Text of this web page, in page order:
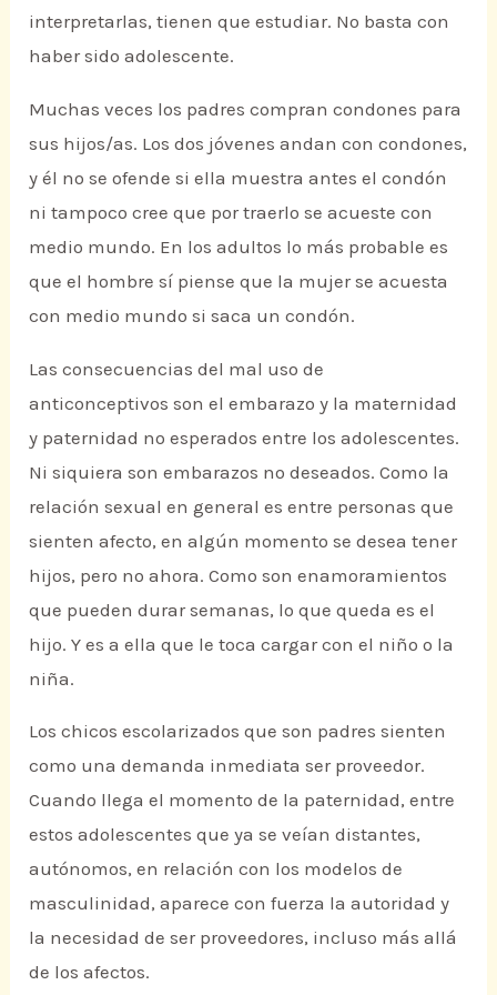
interpretarlas, tienen que estudiar. No basta con
haber sido adolescente.
Muchas veces los padres compran condones para
sus hijos/as. Los dos jóvenes andan con condones,
y él no se ofende si ella muestra antes el condón
ni tampoco cree que por traerlo se acueste con
medio mundo. En los adultos lo más probable es
que el hombre sí piense que la mujer se acuesta
con medio mundo si saca un condón.
Las consecuencias del mal uso de
anticonceptivos son el embarazo y la maternidad
y paternidad no esperados entre los adolescentes.
Ni siquiera son embarazos no deseados. Como la
relación sexual en general es entre personas que
sienten afecto, en algún momento se desea tener
hijos, pero no ahora. Como son enamoramientos
que pueden durar semanas, lo que queda es el
hijo. Y es a ella que le toca cargar con el niño o la
niña.
Los chicos escolarizados que son padres sienten
como una demanda inmediata ser proveedor.
Cuando llega el momento de la paternidad, entre
estos adolescentes que ya se veían distantes,
autónomos, en relación con los modelos de
masculinidad, aparece con fuerza la autoridad y
la necesidad de ser proveedores, incluso más allá
de los afectos.